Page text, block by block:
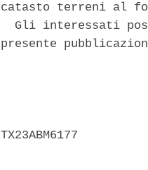
catasto terreni al
Gli interessati
presente